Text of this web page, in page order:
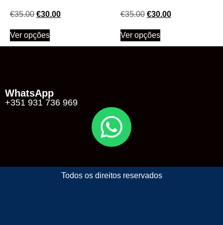
€35.00 €30.00
Ver opções
€35.00 €30.00
Ver opções
WhatsApp
+351 931 736 969
Todos os direitos reservados